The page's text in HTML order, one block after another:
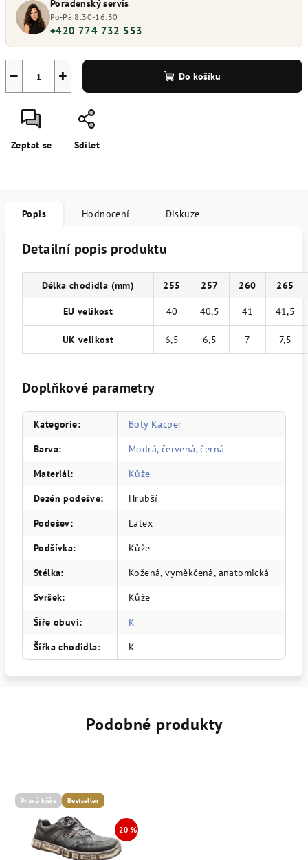
Poradenský servis
Po-Pá 8:30-16:30
+420 774 732 553
+
− Do košíku
Zeptat se Sdílet
Popis Hodnocení Diskuze
Detailní popis produktu
Délka chodidla (mm) 255 257 260 265
EU velikost 40 40,5 41 41,5
UK velikost 6,5 6,5 7 7,5
Doplňkové parametry
Kategorie:
Boty Kacper
Barva:
Modrá, červená, černá
Materiál:
Kůže
Dezén podešve:
Hrubší
Podešev:
Latex
Podšívka:
Kůže
Stélka:
Kožená, vyměkčená, anatomická
Svršek:
Kůže
Šíře obuvi:
K
Šířka chodidla: K
Podobné produkty
Pravá kůže Bestseller